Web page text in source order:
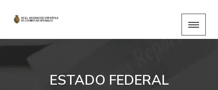
ESTADO FEDERAL